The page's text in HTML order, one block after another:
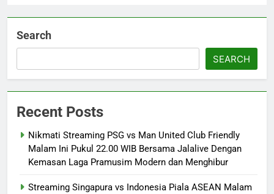
Search
SEARCH
Recent Posts
Nikmati Streaming PSG vs Man United Club Friendly
Malam Ini Pukul 22.00 WIB Bersama Jalalive Dengan
Kemasan Laga Pramusim Modern dan Menghibur
Streaming Singapura vs Indonesia Piala ASEAN Malam